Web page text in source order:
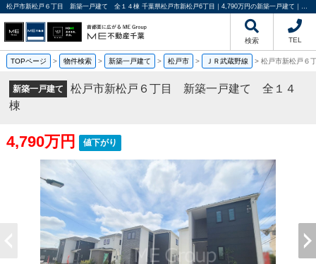
松戸市新松戸６丁目 新築一戸建て 全１４棟 千葉県松戸市新松戸6丁目｜4,790万円の新築一戸建て｜分譲住宅や新築物件｜ME不動産千葉
検索 TEL
TOPページ > 物件検索 > 新築一戸建て > 松戸市 > ＪＲ武蔵野線 > 松戸市新松戸
新築一戸建て
松戸市新松戸６丁目 新築一戸建て 全１４
棟
4,790万円 値下がり